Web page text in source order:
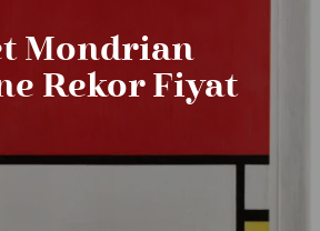
Mondrian
Rekor Fiyat